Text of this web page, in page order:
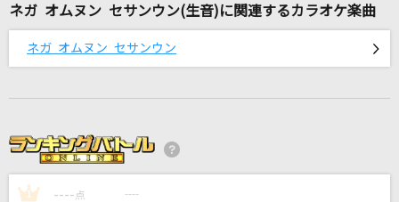
あなたに逢いたくて2004
松田聖子
プラネタリウム
[生音]冬と春
back number
ネガ オムヌン セサンウン(生音)に関連するカラオケ楽曲
ネガ オムヌン セサンウン
1 ---- 点 ----